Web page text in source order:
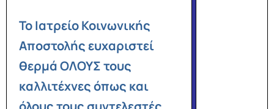
Το Ιατρείο Κοινωνικής
Αποστολής ευχαριστεί
θερμά ΟΛΟΥΣ τους
καλλιτέχνες όπως και